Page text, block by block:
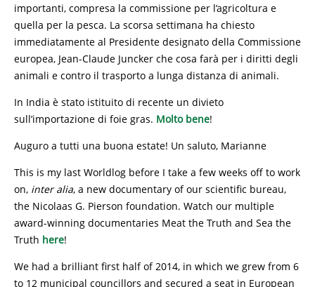
importanti, compresa la commissione per l’agricoltura e
quella per la pesca. La scorsa settimana ha chiesto
immediatamente al Presidente designato della Commissione
europea, Jean-Claude Juncker che cosa farà per i diritti degli
animali e contro il trasporto a lunga distanza di animali.
In India è stato istituito di recente un divieto
sull’importazione di foie gras. Molto bene!
Auguro a tutti una buona estate! Un saluto, Marianne
This is my last Worldlog before I take a few weeks off to work
on, inter alia, a new documentary of our scientific bureau,
the Nicolaas G. Pierson foundation. Watch our multiple
award-winning documentaries Meat the Truth and Sea the
Truth here!
We had a brilliant first half of 2014, in which we grew from 6
to 12 municipal councillors and secured a seat in European